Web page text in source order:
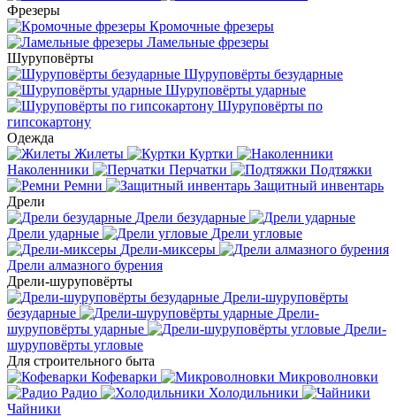
Фрезеры
Кромочные фрезеры
Ламельные фрезеры
Шуруповёрты
Шуруповёрты безударные
Шуруповёрты ударные
Шуруповёрты по
гипсокартону
Одежда
Жилеты
Куртки
Наколенники
Перчатки
Подтяжки
Ремни
Защитный инвентарь
Дрели
Дрели безударные
Дрели ударные
Дрели угловые
Дрели-миксеры
Дрели алмазного бурения
Дрели-шуруповёрты
Дрели-шуруповёрты
безударные
Дрели-
шуруповёрты ударные
Дрели-
шуруповёрты угловые
Для строительного быта
Кофеварки
Микроволновки
Радио
Холодильники
Чайники